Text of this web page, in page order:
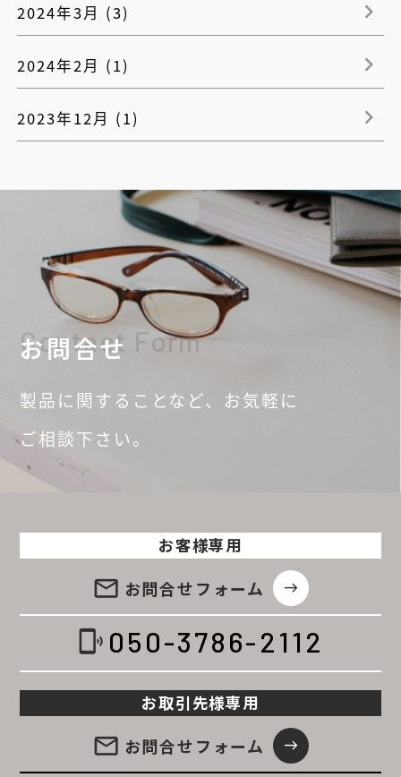
2024年3月 (3)
2024年2月 (1)
2023年12月 (1)
お問合せ
Contact Form
製品に関することなど、 お気軽に
ご相談下さい。
お客様専用
email お問合せフォーム east
phonelink_ring 050-3786-2112
お取引先様専用
email お問合せフォーム east